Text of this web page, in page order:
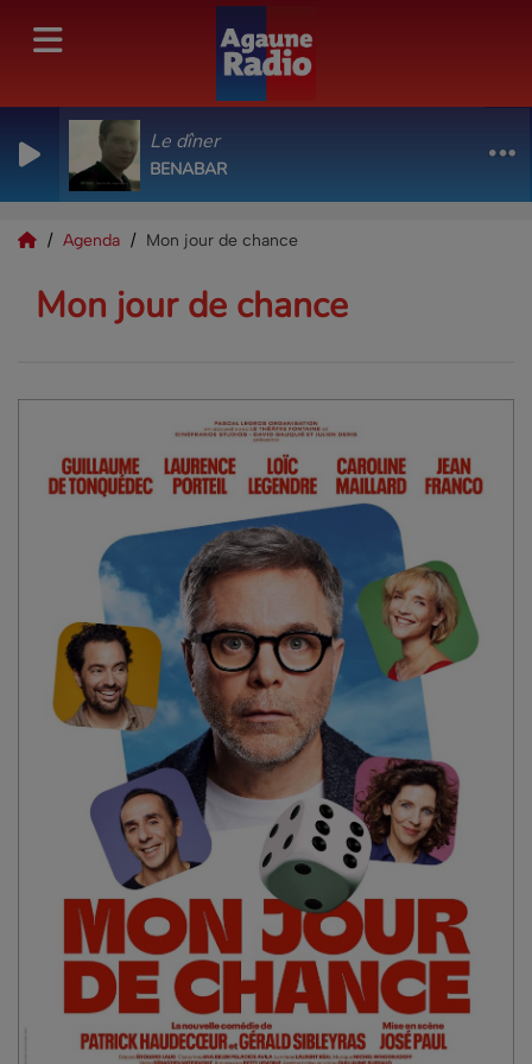
Le dîner
BENABAR
Agenda Mon jour de chance
Mon jour de chance